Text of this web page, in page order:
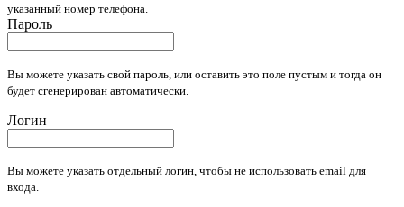
указанный номер телефона.
Пароль
Вы можете указать свой пароль, или оставить это поле пустым и тогда он
будет сгенерирован автоматически.
Логин
Вы можете указать отдельный логин, чтобы не использовать email для
входа.